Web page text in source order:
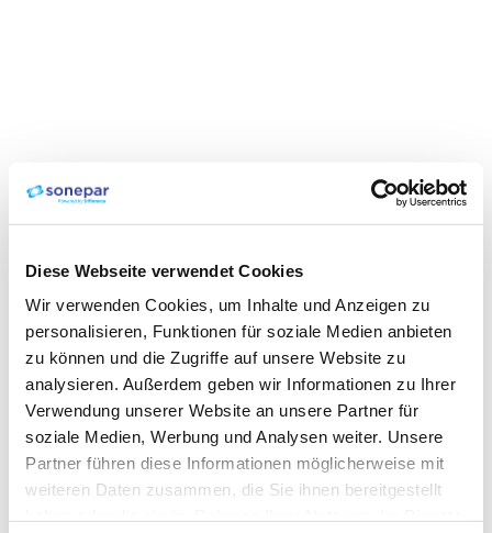
Diese Webseite verwendet Cookies
Wir verwenden Cookies, um Inhalte und Anzeigen zu
personalisieren, Funktionen für soziale Medien anbieten
zu können und die Zugriffe auf unsere Website zu
analysieren. Außerdem geben wir Informationen zu Ihrer
Verwendung unserer Website an unsere Partner für
soziale Medien, Werbung und Analysen weiter. Unsere
Partner führen diese Informationen möglicherweise mit
weiteren Daten zusammen, die Sie ihnen bereitgestellt